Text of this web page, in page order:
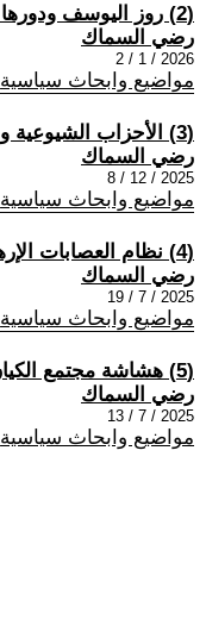
(2) روز اليوسف ودورها الريادي ( 1-2)
رضي السماك
2026 / 1 / 2
مواضيع وابحاث سياسية
(3) الأحزاب الشيوعية والنقد الذاتي
رضي السماك
2025 / 12 / 8
مواضيع وابحاث سياسية
(4) نظام العصابات الإرهابية في سوريا إلى أين؟
رضي السماك
2025 / 7 / 19
مواضيع وابحاث سياسية
(5) هشاشة مجتمع الكيان الصهيوني
رضي السماك
2025 / 7 / 13
مواضيع وابحاث سياسية